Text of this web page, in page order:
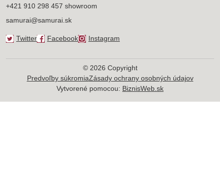
+421 910 298 457 showroom
samurai@samurai.sk
Twitter Facebook Instagram
© 2026 Copyright
Predvoľby súkromiaZásady ochrany osobných údajov
Vytvorené pomocou: BiznisWeb.sk